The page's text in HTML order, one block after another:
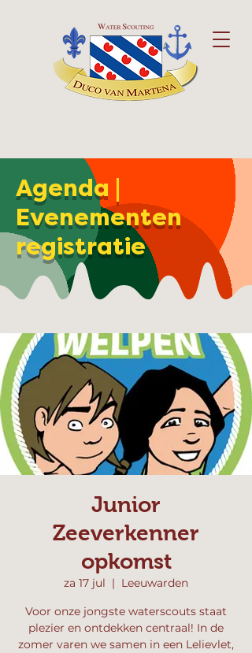
Agenda |
Evenementen
registratie
Junior
Zeeverkenner
opkomst
za 17 jul
  |
Leeuwarden
Voor onze jongste waterscouts staat
plezier en ontdekken centraal! In de
zomer varen we samen in een Lelievlet,